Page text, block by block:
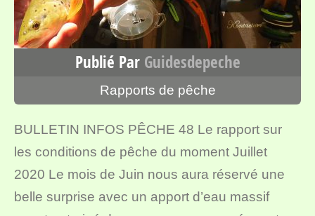
Publié Par Guidesdepeche
Rapports de pêche
BULLETIN INFOS PÊCHE 48 Le rapport sur
les conditions de pêche du moment Juillet
2020 Le mois de Juin nous aura réservé une
belle surprise avec un apport d’eau massif